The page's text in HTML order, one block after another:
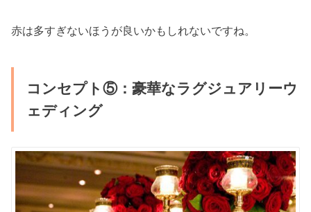
赤は多すぎないほうが良いかもしれないですね。
コンセプト⑤：豪華なラグジュアリーウ
ェディング